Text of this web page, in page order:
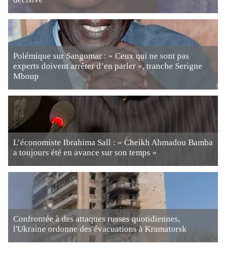
Polémique sur Sangomar : « Ceux qui ne sont pas
experts doivent arrêter d’en parler », tranche Serigne
Mboup
L’économiste Ibrahima Sall : « Cheikh Ahmadou Bamba
a toujours été en avance sur son temps »
Confrontée à des attaques russes quotidiennes,
l'Ukraine ordonne des évacuations à Kramatorsk